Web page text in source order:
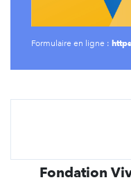
Formulaire en ligne :
Fondation